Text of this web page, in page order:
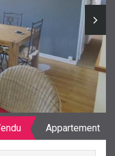
Appartement